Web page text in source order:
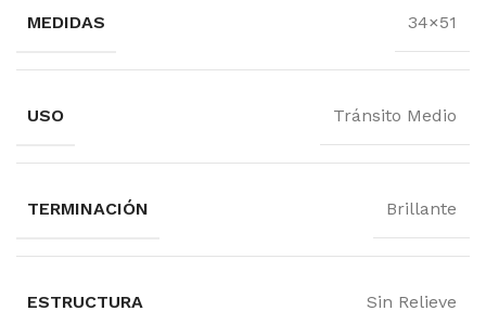
MEDIDAS 34×51
USO Tránsito Medio
TERMINACIÓN Brillante
ESTRUCTURA Sin Relieve